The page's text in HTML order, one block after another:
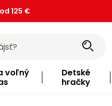
125 €
voľný
Detské
hračky